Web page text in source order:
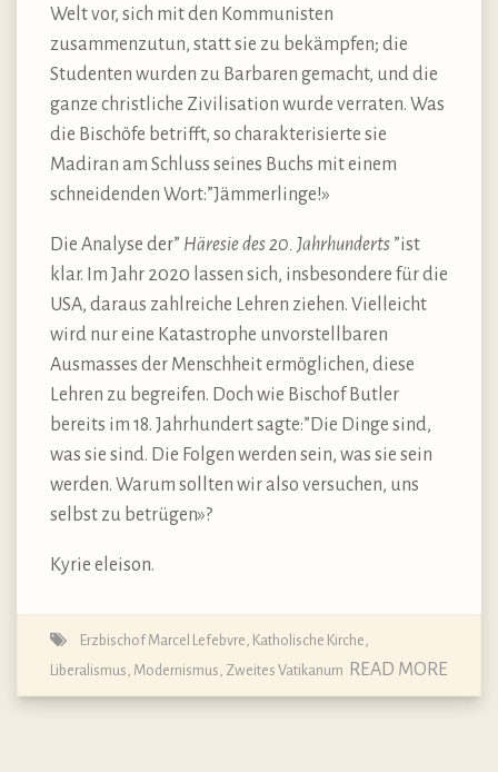
Welt vor, sich mit den Kommunisten
zusammenzutun, statt sie zu bekämpfen; die
Studenten wurden zu Barbaren gemacht, und die
ganze christliche Zivilisation wurde verraten. Was
die Bischöfe betrifft, so charakterisierte sie
Madiran am Schluss seines Buchs mit einem
schneidenden Wort:”Jämmerlinge!»
Die Analyse der” Häresie des 20. Jahrhunderts ”ist
klar. Im Jahr 2020 lassen sich, insbesondere für die
USA, daraus zahlreiche Lehren ziehen. Vielleicht
wird nur eine Katastrophe unvorstellbaren
Ausmasses der Menschheit ermöglichen, diese
Lehren zu begreifen. Doch wie Bischof Butler
bereits im 18. Jahrhundert sagte:”Die Dinge sind,
was sie sind. Die Folgen werden sein, was sie sein
werden. Warum sollten wir also versuchen, uns
selbst zu betrügen»?
Kyrie eleison.
Erzbischof Marcel Lefebvre, Katholische Kirche,
Liberalismus, Modernismus, Zweites Vatikanum READ MORE